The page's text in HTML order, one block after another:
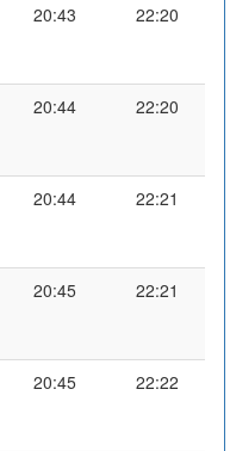
20:43 22:20
20:44 22:20
20:44 22:21
20:45 22:21
20:45 22:22